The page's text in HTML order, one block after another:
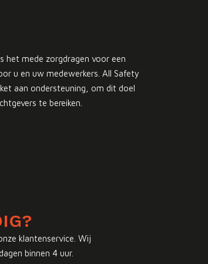
het mede zorgdragen voor een
u en uw medewerkers. All Safety
aan ondersteuning, om dit doel
te bereiken.
klantenservice. Wij
binnen 4 uur.